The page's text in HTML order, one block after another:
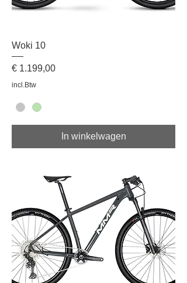
Woki 10
Prijs
€ 1.199,00
incl.Btw
In winkelwagen